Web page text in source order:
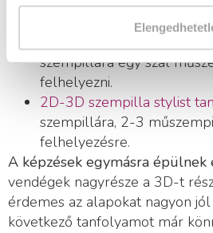
ahhoz, hogy keresett szempilla
szempillára egy szál
felhelyezni.
2D-3D szempilla stylist
szempillára, 2-3
felhelyezésre.
A képzések egymásra épülnek
vendégek nagyrésze a 3D-t
érdemes az alapokat nagyon
következő tanfolyamot már